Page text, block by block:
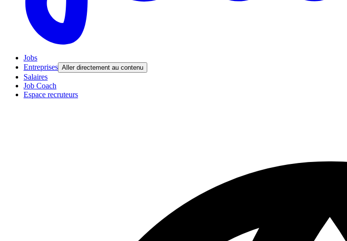
Jobs
Entreprises Aller directement au contenu
Salaires
Job Coach
Espace recruteurs